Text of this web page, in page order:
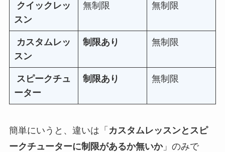
クイックレッ
スン
無制限 無制限
カスタムレッ
スン
制限あり 無制限
スピークチュ
ーター
制限あり 無制限
簡単にいうと、違いは「 カスタムレッスンとスピ
ークチューターに制限があるか無いか」のみで